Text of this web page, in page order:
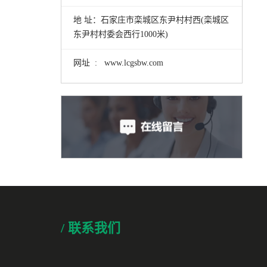
地 址：石家庄市栾城区东尹村村西(栾城区
东尹村村委会西行1000米)
网址 : www.lcgsbw.com
/ 联系我们